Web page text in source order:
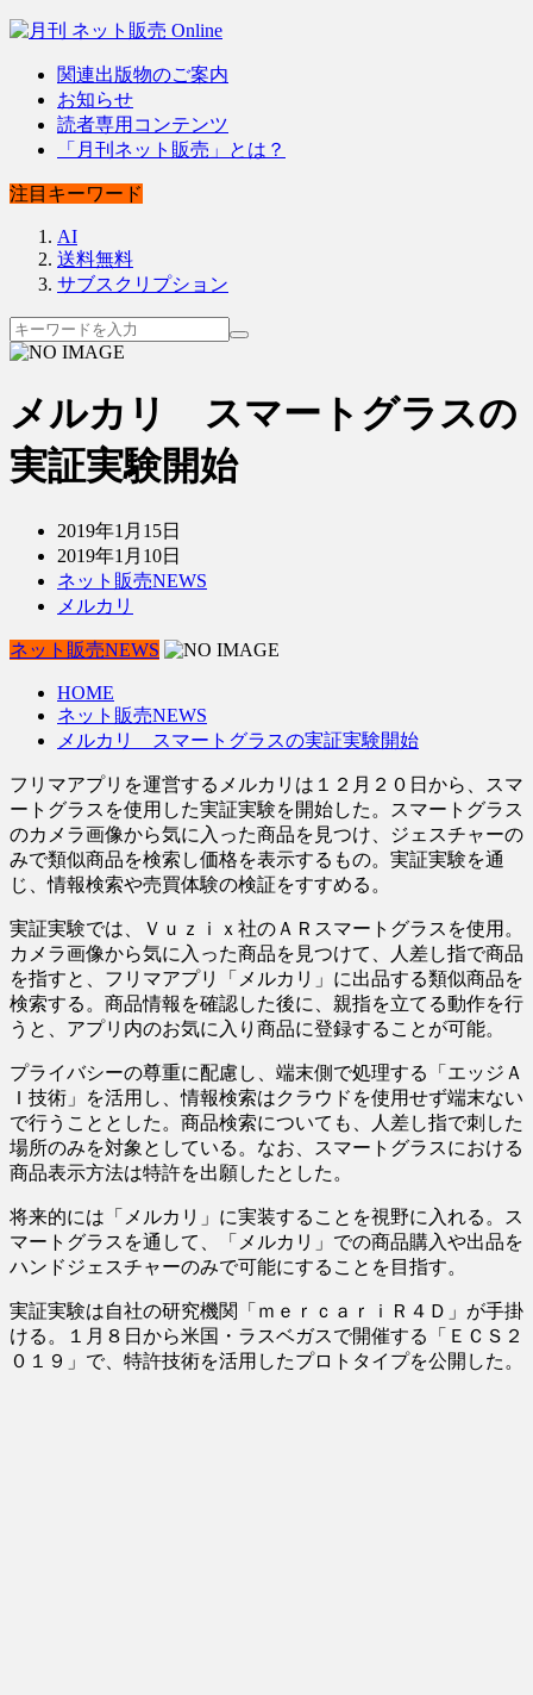
関連出版物のご案内
お知らせ
読者専用コンテンツ
「月刊ネット販売」とは？
注目キーワード
AI
送料無料
サブスクリプション
メルカリ スマートグラスの
実証実験開始
2019年1月15日
2019年1月10日
ネット販売NEWS
メルカリ
ネット販売NEWS
HOME
ネット販売NEWS
メルカリ スマートグラスの実証実験開始
フリマアプリを運営するメルカリは１２月２０日から、スマ
ートグラスを使用した実証実験を開始した。スマートグラス
のカメラ画像から気に入った商品を見つけ、ジェスチャーの
みで類似商品を検索し価格を表示するもの。実証実験を通
じ、情報検索や売買体験の検証をすすめる。
実証実験では、Ｖｕｚｉｘ社のＡＲスマートグラスを使用。
カメラ画像から気に入った商品を見つけて、人差し指で商品
を指すと、フリマアプリ「メルカリ」に出品する類似商品を
検索する。商品情報を確認した後に、親指を立てる動作を行
うと、アプリ内のお気に入り商品に登録することが可能。
プライバシーの尊重に配慮し、端末側で処理する「エッジＡ
Ｉ技術」を活用し、情報検索はクラウドを使用せず端末ない
で行うこととした。商品検索についても、人差し指で刺した
場所のみを対象としている。なお、スマートグラスにおける
商品表示方法は特許を出願したとした。
将来的には「メルカリ」に実装することを視野に入れる。ス
マートグラスを通して、「メルカリ」での商品購入や出品を
ハンドジェスチャーのみで可能にすることを目指す。
実証実験は自社の研究機関「ｍｅｒｃａｒｉＲ４Ｄ」が手掛
ける。１月８日から米国・ラスベガスで開催する「ＥＣＳ２
０１９」で、特許技術を活用したプロトタイプを公開した。